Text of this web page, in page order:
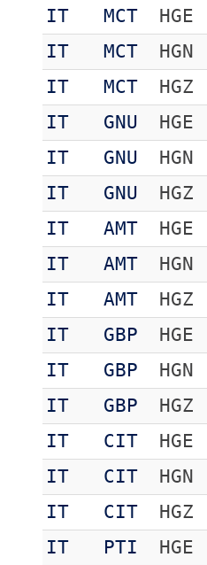
IT
MCT HGE
IT
MCT HGN
IT
MCT HGZ
IT
GNU HGE
IT
GNU HGN
IT
GNU HGZ
IT
AMT HGE
IT
AMT HGN
IT
AMT HGZ
IT
GBP HGE
IT
GBP HGN
IT
GBP HGZ
IT
CIT HGE
IT
CIT HGN
IT
CIT HGZ
IT
PTI HGE